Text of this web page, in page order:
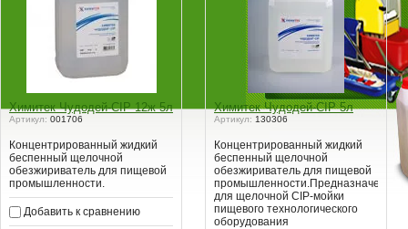
Химитек Чудодей-CIP 12ж 5л
Артикул: 001706
Концентрированный жидкий
беспенный щелочной
обезжириватель для пищевой
промышленности.
Добавить к сравнению
Химитек Чудодей-CIP 5л
Артикул: 130306
Концентрированный жидкий
беспенный щелочной
обезжириватель для пищевой
промышленности.Предназначен
для щелочной CIP-мойки
пищевого технологического
оборудования